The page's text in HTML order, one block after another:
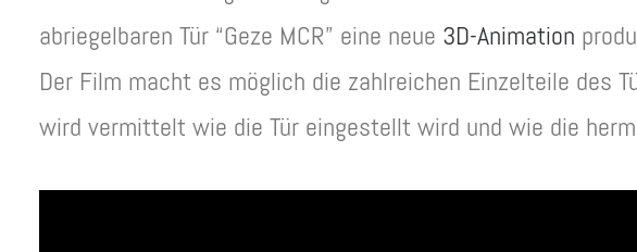
abriegelbaren Tür “Geze MCR” eine neue 3D-Animation
Der Film macht es möglich die zahlreichen Einzelteile des
wird vermittelt wie die Tür eingestellt wird und wie die